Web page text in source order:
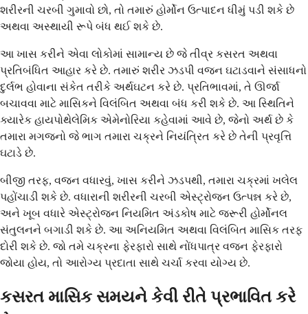
શરીરની ચરબી ગુમાવો છો, તો તમારું હોર્મોન ઉત્પાદન ધીમું પડી શકે છે
અથવા અસ્થાયી રૂપે બંધ થઈ શકે છે.
આ ખાસ કરીને એવા લોકોમાં સામાન્ય છે જે તીવ્ર કસરત અથવા
પ્રતિબંધિત આહાર કરે છે. તમારું શરીર ઝડપી વજન ઘટાડવાને સંસાધનો
દુર્લભ હોવાના સંકેત તરીકે અર્થઘટન કરે છે. પ્રતિભાવમાં, તે ઊર્જા
બચાવવા માટે માસિકને વિલંબિત અથવા બંધ કરી શકે છે. આ સ્થિતિને
ક્યારેક હાયપોથેલેમિક એમેનોરિયા કહેવામાં આવે છે, જેનો અર્થ છે કે
તમારા મગજનો જે ભાગ તમારા ચક્રને નિયંત્રિત કરે છે તેની પ્રવૃત્તિ
ઘટાડે છે.
બીજી તરફ, વજન વધારવું, ખાસ કરીને ઝડપથી, તમારા ચક્રમાં ખલેલ
પહોંચાડી શકે છે. વધારાની શરીરની ચરબી એસ્ટ્રોજન ઉત્પન્ન કરે છે,
અને ખૂબ વધારે એસ્ટ્રોજન નિયમિત અંડકોષ માટે જરૂરી હોર્મોનલ
સંતુલનને બગાડી શકે છે. આ અનિયમિત અથવા વિલંબિત માસિક તરફ
દોરી શકે છે. જો તમે ચક્રના ફેરફારો સાથે નોંધપાત્ર વજન ફેરફારો
જોયા હોય, તો આરોગ્ય પ્રદાતા સાથે ચર્ચા કરવા યોગ્ય છે.
કસરત માસિક સમયને કેવી રીતે પ્રભાવિત કરે